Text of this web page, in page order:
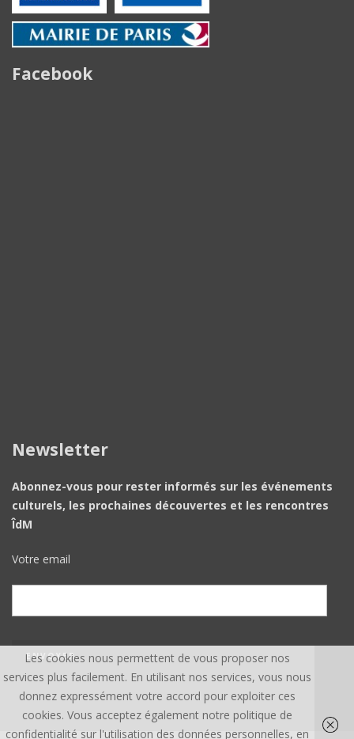
Facebook
Newsletter
Abonnez-vous pour rester informés sur les événements
culturels, les prochaines découvertes et les rencontres
ÎdM
Votre email
Les cookies nous permettent de vous proposer nos
services plus facilement. En utilisant nos services, vous nous
donnez expressément votre accord pour exploiter ces
cookies. Vous acceptez également notre politique de
confidentialité sur l'utilisation des données personnelles, en